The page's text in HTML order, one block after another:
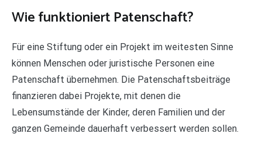
Wie funktioniert Patenschaft?
Für eine Stiftung oder ein Projekt im weitesten Sinne
können Menschen oder juristische Personen eine
Patenschaft übernehmen. Die Patenschaftsbeiträge
finanzieren dabei Projekte, mit denen die
Lebensumstände der Kinder, deren Familien und der
ganzen Gemeinde dauerhaft verbessert werden sollen.